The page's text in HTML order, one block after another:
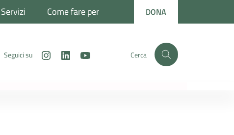
Servizi Come fare per DONA
Seguici su Instagram
LinkedIn Cerca